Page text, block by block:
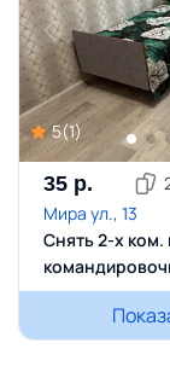
5(1)
35 р.
Мира ул., 13
Снять 2-х ком.